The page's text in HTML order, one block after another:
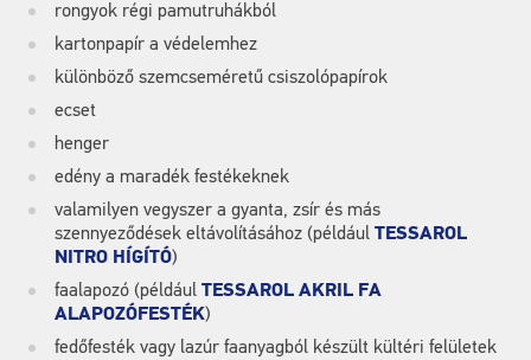
rongyok régi pamutruhákból
kartonpapír a védelemhez
különböző szemcseméretű csiszolópapírok
ecset
henger
edény a maradék festékeknek
valamilyen vegyszer a gyanta, zsír és más
szennyeződések eltávolításához (például TESSAROL
NITRO HÍGÍTÓ)
faalapozó (például TESSAROL AKRIL FA
ALAPOZÓFESTÉK)
fedőfesték vagy lazúr faanyagból készült kültéri felületek